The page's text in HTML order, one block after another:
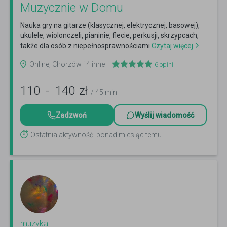
Muzycznie w Domu
Nauka gry na gitarze (klasycznej, elektrycznej, basowej),
ukulele, wiolonczeli, pianinie, flecie, perkusji, skrzypcach,
także dla osób z niepełnosprawnościami Czytaj więcej
Online, Chorzów i 4 inne 6 opinii
110 - 140 zł / 45 min
Zadzwoń Wyślij wiadomość
Ostatnia aktywność: ponad miesiąc temu
muzyka